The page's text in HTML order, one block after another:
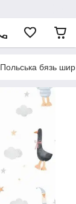
Польська бязь